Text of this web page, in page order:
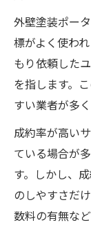
外壁塗装ポー
標がよく使わ
もり依頼した
を指します。
すい業者が多
成約率が高い
ている場合が
す。しかし、
のしやすさだ
数料の有無な